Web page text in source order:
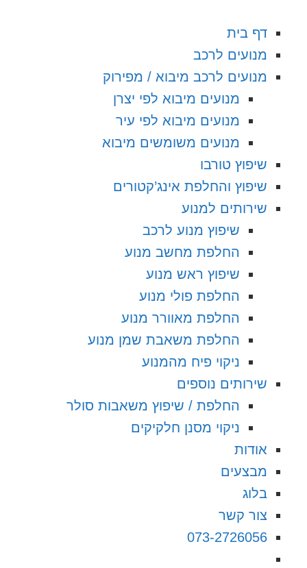
דף בית
מנועים לרכב
מנועים לרכב מיבוא / מפירוק
מנועים מיבוא לפי יצרן
מנועים מיבוא לפי עיר
מנועים משומשים מיבוא
שיפוץ טורבו
שיפוץ והחלפת אינג’קטורים
שירותים למנוע
שיפוץ מנוע לרכב
החלפת מחשב מנוע
שיפוץ ראש מנוע
החלפת פולי מנוע
החלפת מאוורר מנוע
החלפת משאבת שמן מנוע
ניקוי פיח מהמנוע
שירותים נוספים
החלפת / שיפוץ משאבות סולר
ניקוי מסנן חלקיקים
אודות
מבצעים
בלוג
צור קשר
073-2726056